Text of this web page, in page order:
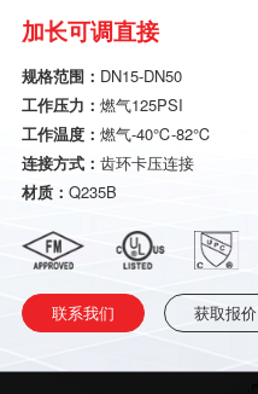
加长可调直接
规格范围： DN15-DN50
工作压力： 燃气125PSI
工作温度： 燃气-40℃-82℃
连接方式： 齿环卡压连接
材质： Q235B
联系我们 获取报价